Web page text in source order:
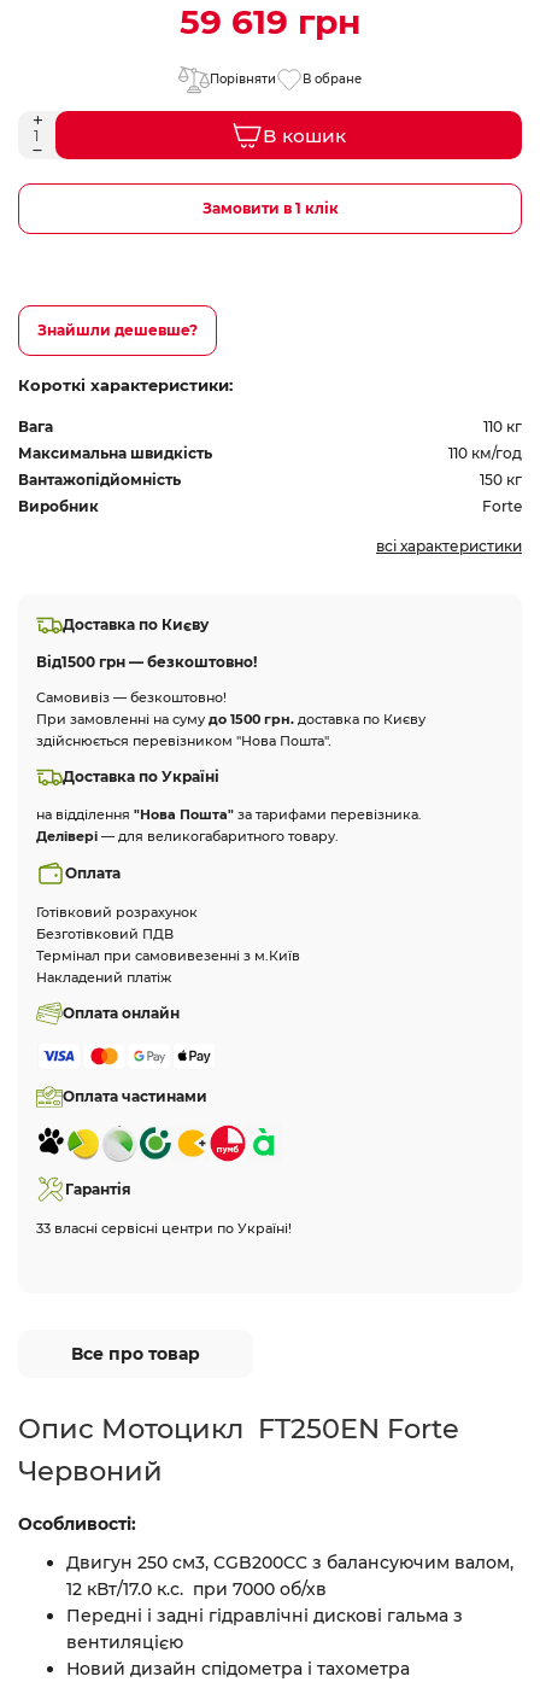
59 619 грн
Порівняти В обране
В кошик
Замовити в 1 клік
Знайшли дешевше?
Короткі характеристики:
Вага
110 кг
Максимальна швидкість
110 км/год
Вантажопідйомність
150 кг
Виробник
Forte
всі характеристики
Доставка по Києву
Від1500 грн — безкоштовно!
Самовивіз — безкоштовно!
При замовленні на суму до 1500 грн. доставка по Києву
здійснюється перевізником "Нова Пошта".
Доставка по Україні
на відділення "Нова Пошта" за тарифами перевізника.
Делівері — для великогабаритного товару.
Оплата
Готівковий розрахунок
Безготівковий ПДВ
Термінал при самовивезенні з м.Київ
Накладений платіж
Оплата онлайн
Оплата частинами
Гарантія
33 власні сервісні центри по Україні!
Все про товар
Опис Мотоцикл FT250EN Forte
Червоний
Особливості:
Двигун 250 см3, CGB200CC з балансуючим валом,
12 кВт/17.0 к.с. при 7000 об/хв
Передні і задні гідравлічні дискові гальма з
вентиляцією
Новий дизайн спідометра і тахометра